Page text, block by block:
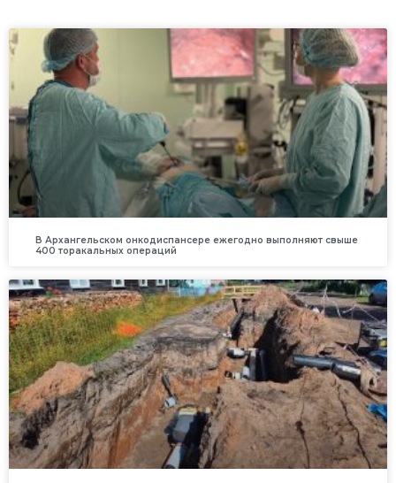
В Архангельском онкодиспансере ежегодно выполняют свыше
400 торакальных операций